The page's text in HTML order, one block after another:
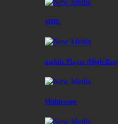
MHL
mobile Player (High-Res)
Multiroom